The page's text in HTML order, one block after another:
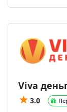
Viva
3.0